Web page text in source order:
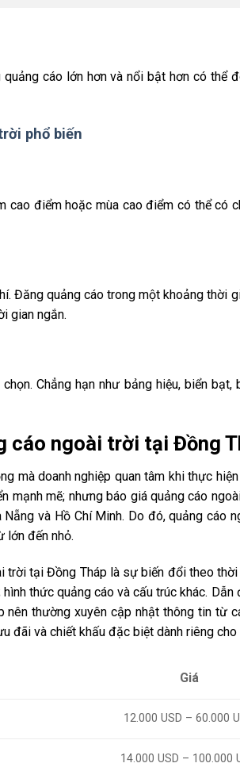
cáo lớn hơn và nổi bật hơn có thể
phổ biến
cao điểm hoặc mùa cao điểm có thể có
Đăng quảng cáo trong một khoảng thời
gian ngắn.
Chẳng hạn như bảng hiệu, biển bạt,
cáo ngoài trời tại Đồng
mà doanh nghiệp quan tâm khi thực
mạnh mẽ; nhưng báo giá quảng cáo
và Hồ Chí Minh. Do đó, quảng cáo
lớn đến nhỏ.
tại Đồng Tháp là sự biến đổi theo thời
thức quảng cáo và cấu trúc khác. Dẫn
nên thường xuyên cập nhật thông tin từ
đãi và chiết khấu đặc biệt dành riêng cho
Giá
12.000 USD – 60.000
14.000 USD – 100.000